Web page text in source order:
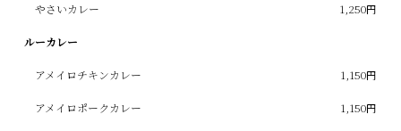
やさいカレー 1,250円
ルーカレー
アメイロチキンカレー 1,150円
アメイロポークカレー 1,150円